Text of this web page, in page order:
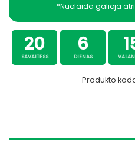
*Nuolaida galioja
20
SAVAITĖSS
6
DIENAS
Produkto